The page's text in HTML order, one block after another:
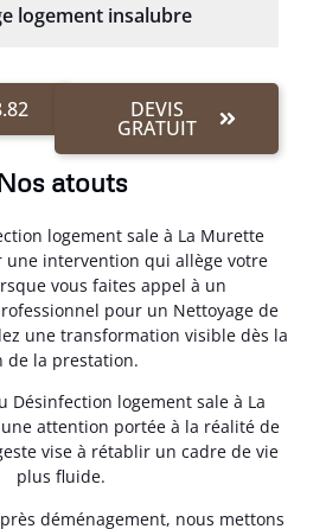
logement insalubre
DEVIS
GRATUIT
atouts
logement sale à La Murette
une intervention qui allège votre
vous faites appel à un
pour un Nettoyage de
une transformation visible dès la
de la prestation.
Désinfection logement sale à La
attention portée à la réalité de
vise à rétablir un cadre de vie
plus fluide.
déménagement, nous mettons